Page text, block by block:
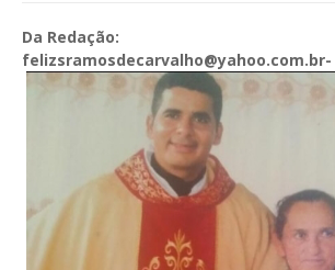
Da Redação:
felizsramosdecarvalho@yahoo.com.br-